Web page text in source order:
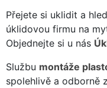
Přejete si uklidit a
úklidovou firmu na
Objednejte si u nás
Službu montáže
spolehlivě a odborně